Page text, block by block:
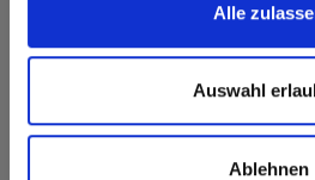
Alle
Auswahl
Ablehnen